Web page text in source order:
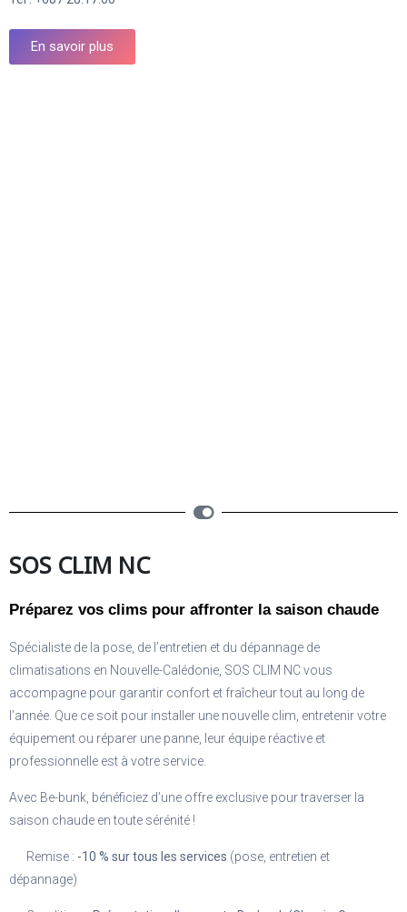
En savoir plus
SOS CLIM NC
Préparez vos clims pour affronter la saison chaude
Spécialiste de la pose, de l’entretien et du dépannage de
climatisations en Nouvelle-Calédonie, SOS CLIM NC vous
accompagne pour garantir confort et fraîcheur tout au long de
l’année. Que ce soit pour installer une nouvelle clim, entretenir votre
équipement ou réparer une panne, leur équipe réactive et
professionnelle est à votre service.
Avec Be-bunk, bénéficiez d’une offre exclusive pour traverser la
saison chaude en toute sérénité !
Remise : -10 % sur tous les services (pose, entretien et
dépannage)